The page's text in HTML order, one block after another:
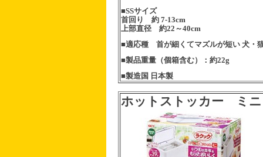
■SSサイズ
首回り 約 7-13cm
上部直径 約22～40cm
■適応種 首が細くてマズルが短い 犬・
■製品重量（個箱含む）：約22g
■製造国 日本製
ホットストッカー ミニ